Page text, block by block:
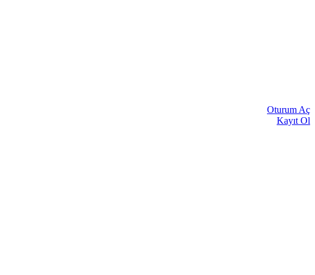
Oturum Aç
Kayıt Ol